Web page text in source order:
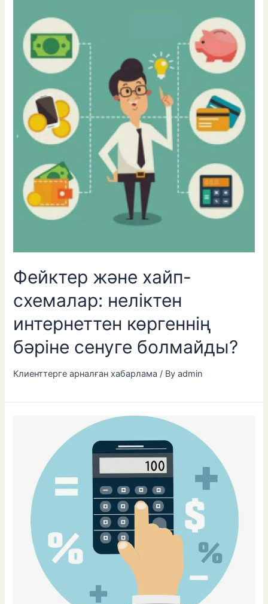
Фейктер және хайп-
схемалар: неліктен
интернеттен көргеннің
бәріне сенуге болмайды?
Клиенттерге арналған хабарлама / Byadmin
көрсеткені
тарифтерді
бекіту
туралы